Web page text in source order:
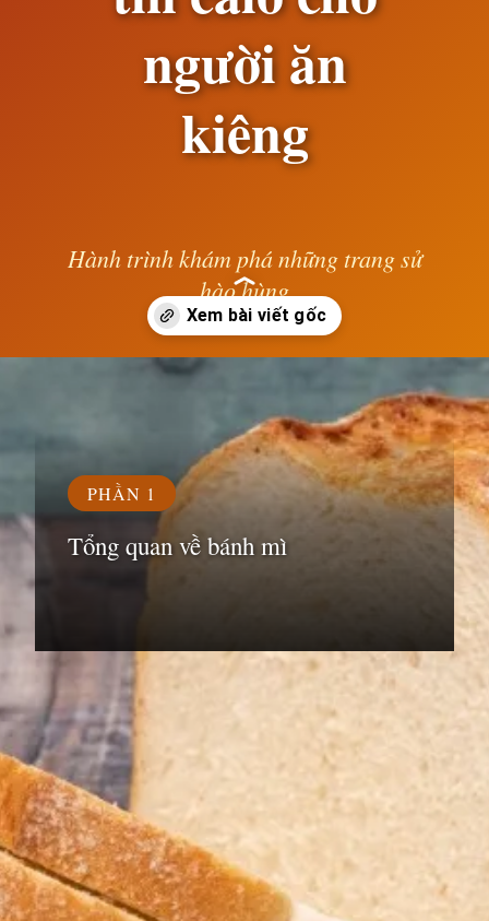
người ăn
kiêng
Hành trình khám phá những trang sử
hào hùng
— Lê Anh —
https://susach.edu.vn/banh-mi-bao-nhieu-calo
PHẦN 1
Tổng quan về bánh mì